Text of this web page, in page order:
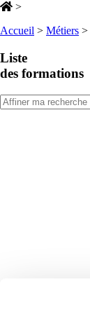
>
Accueil > Métiers >
Liste
des formations